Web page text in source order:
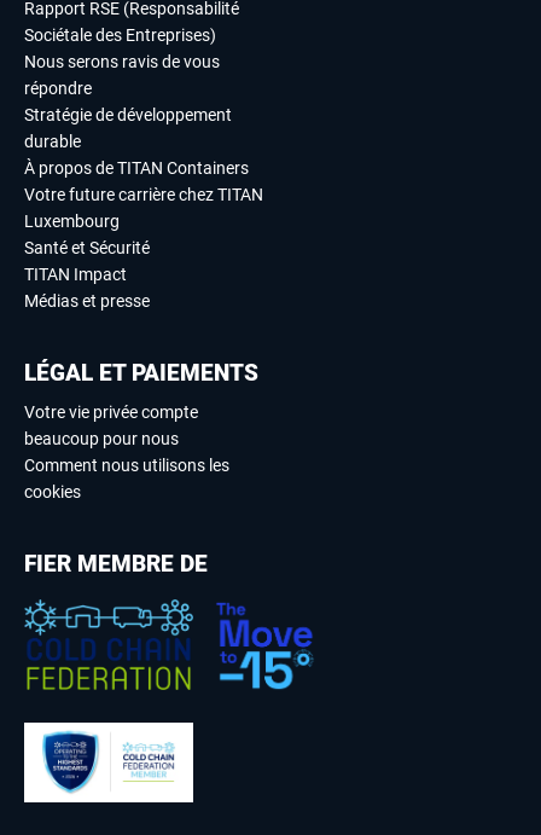
Rapport RSE (Responsabilité
Sociétale des Entreprises)
Nous serons ravis de vous
répondre
Stratégie de développement
durable
À propos de TITAN Containers
Votre future carrière chez TITAN
Luxembourg
Santé et Sécurité
TITAN Impact
Médias et presse
LÉGAL ET PAIEMENTS
Votre vie privée compte
beaucoup pour nous
Comment nous utilisons les
cookies
FIER MEMBRE DE